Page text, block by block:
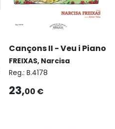
Cançons II - Veu i Piano
FREIXAS, Narcisa
Reg.: B.4178
23,00 €